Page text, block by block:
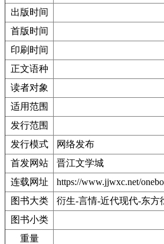
出版时间
首版时间
印刷时间
正文语种
读者对象
适用范围
发行范围
发行模式
网络发布
首发网站
晋江文学城
连载网址
https://www.jjwxc.net/
图书大类
衍生-言情-近代现代-东方
图书小类
重量